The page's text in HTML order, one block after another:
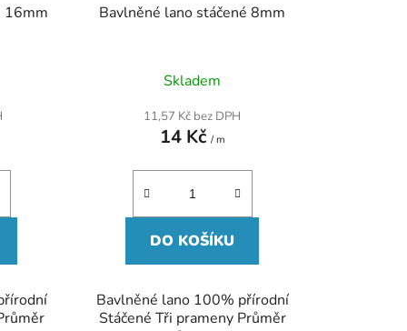
16mm Bavlněné lano stáčené 8mm
Skladem
11,57 Kč bez DPH
14 Kč / m
DO KOŠÍKU
Bavlněné lano 100% přírodní
Stáčené Tři prameny Průměr